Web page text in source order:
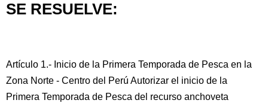
SE RESUELVE:
Artículo 1.- Inicio de la Primera Temporada de Pesca en la
Zona Norte - Centro del Perú Autorizar el inicio de la
Primera Temporada de Pesca del recurso anchoveta